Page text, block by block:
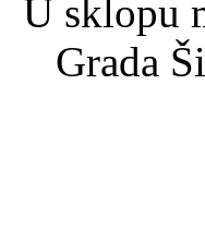
U sklopu
Grada